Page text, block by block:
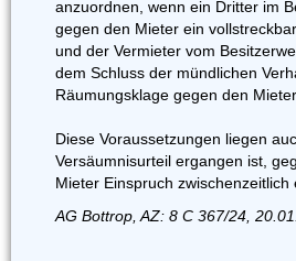
anzuordnen, wenn ein Dritter im
gegen den Mieter ein
und der Vermieter vom
dem Schluss der mündlichen
Räumungsklage gegen den
Diese Voraussetzungen liegen
Versäumnisurteil ergangen ist,
Mieter Einspruch zwischenzeitlich
AG Bottrop, AZ: 8 C 367/24,